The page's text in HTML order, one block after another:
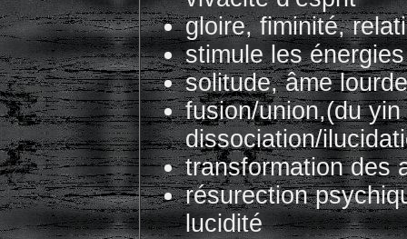
gloire, fiminité,
stimule les
solitude, âme
fusion/union,(du
dissociation/
transformation des
résurection
lucidité